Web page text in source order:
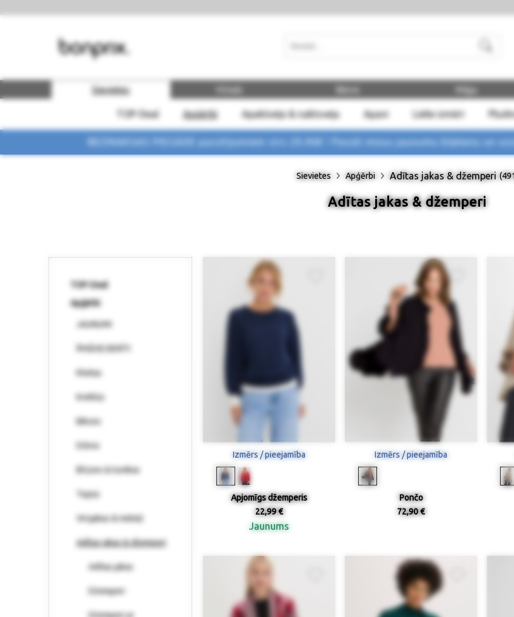
Sievietes
TOP-Deal Apģērbi Apakšveļa & naktsveļa Apavi Lielie izmēri
Vīrieši Māja
BEZMAKSAS PIEGĀDE pasūtījumiem virs 29,90€ ! Pasūti mūsu jaunumu biļetenu un
Sievietes Apģērbi Adītas jakas & džemperi
Adītas jakas & džemperi
TOP-Deal
Apģērbi
JAUNUMI
ĪPAŠI IECIENĪTI
Kleitas
Krekliņi
Bikses
Džinsi
Blūzes & tunikas
Topiņi
Virsjakas & mēteļi
Adītas jakas & džemperi
Adītas jakas
Džemperi
Izmērs / pieejamība
Apjomīgs džemperis
22,99 €
Jaunums
Izmērs / pieejamība
Pončo
72,90 €